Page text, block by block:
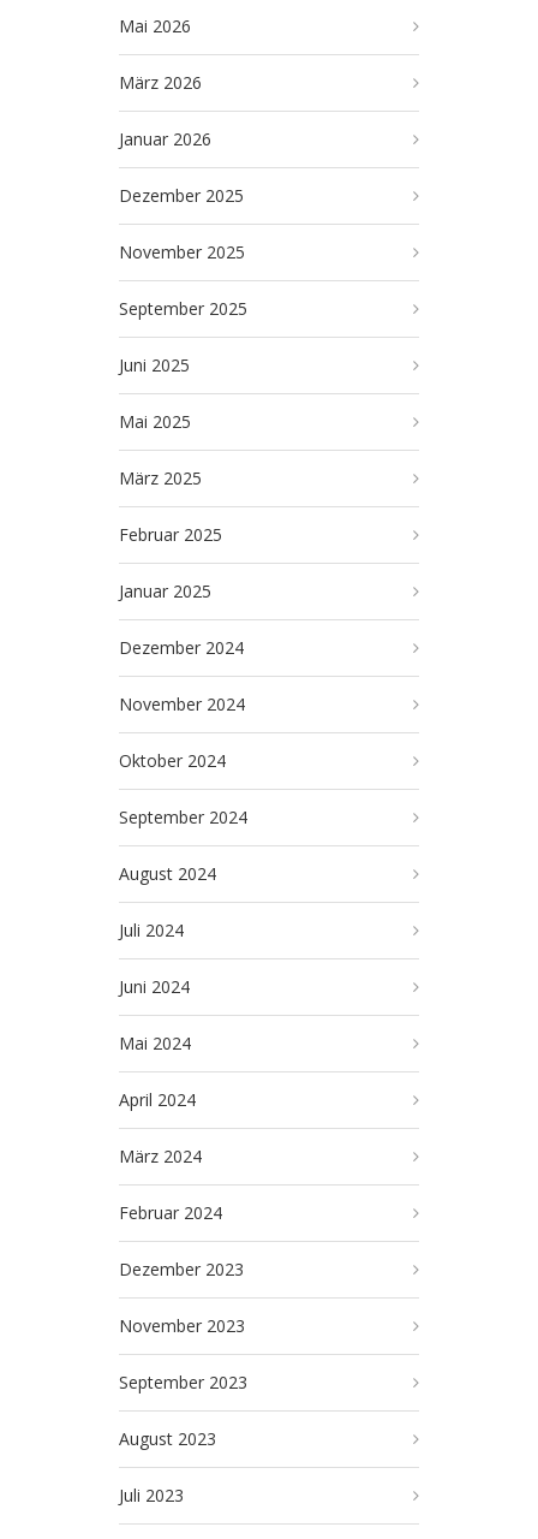
Mai 2026
März 2026
Januar 2026
Dezember 2025
November 2025
September 2025
Juni 2025
Mai 2025
März 2025
Februar 2025
Januar 2025
Dezember 2024
November 2024
Oktober 2024
September 2024
August 2024
Juli 2024
Juni 2024
Mai 2024
April 2024
März 2024
Februar 2024
Dezember 2023
November 2023
September 2023
August 2023
Juli 2023